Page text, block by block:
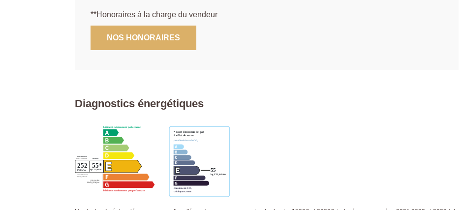
**Honoraires à la charge du vendeur
NOS HONORAIRES
Diagnostics énergétiques